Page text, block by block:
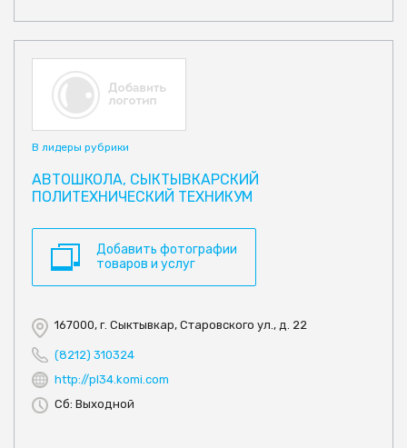
В лидеры рубрики
АВТОШКОЛА, СЫКТЫВКАРСКИЙ
ПОЛИТЕХНИЧЕСКИЙ ТЕХНИКУМ
Добавить фотографии
товаров и услуг
167000, г. Сыктывкар, Старовского ул., д. 22
(8212) 310324
http://pl34.komi.com
Сб: Выходной